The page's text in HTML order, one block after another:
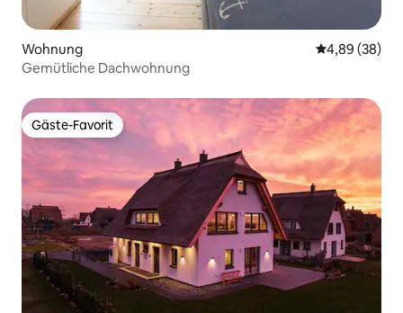
Wohnung
4,89 (38)
Gemütliche Dachwohnung
Gäste-Favorit
Gäste-Favorit